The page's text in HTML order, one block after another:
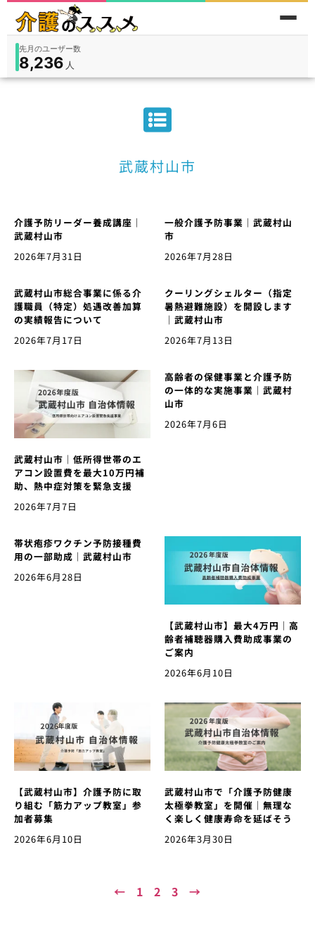
在宅9,360入所3,194
先月のユーザー数
8,236 人
件
武蔵村山市
介護予防リーダー養成講座｜
武蔵村山市
2026年7月31日
一般介護予防事業｜武蔵村山
市
2026年7月28日
武蔵村山市総合事業に係る介
護職員（特定）処遇改善加算
の実績報告について
2026年7月17日
クーリングシェルター（指定
暑熱避難施設）を開設します
｜武蔵村山市
2026年7月13日
武蔵村山市｜低所得世帯のエ
アコン設置費を最大10万円補
助、熱中症対策を緊急支援
2026年7月7日
高齢者の保健事業と介護予防
の一体的な実施事業｜武蔵村
山市
2026年7月6日
帯状疱疹ワクチン予防接種費
用の一部助成｜武蔵村山市
2026年6月28日
【武蔵村山市】最大4万円｜高
齢者補聴器購入費助成事業の
ご案内
2026年6月10日
【武蔵村山市】介護予防に取
り組む「筋力アップ教室」参
加者募集
2026年6月10日
武蔵村山市で「介護予防健康
太極拳教室」を開催｜無理な
く楽しく健康寿命を延ばそう
2026年3月30日
← 1 2 3 →